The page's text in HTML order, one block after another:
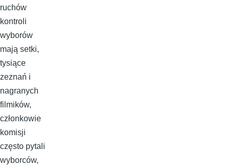
ruchów
kontroli
wyborów
mają setki,
tysiące
zeznań i
nagranych
filmików,
członkowie
komisji
często pytali
wyborców,